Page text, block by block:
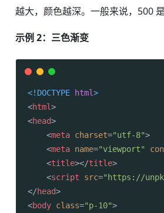
越大，颜色越深。一般来说，500
示例 2：三色渐变
<!DOCTYPE html>
<html>
<head>
<meta charset="utf-8">
<meta name="viewport"
<title></title>
<script src="https://
</head>
<body class="p-10">